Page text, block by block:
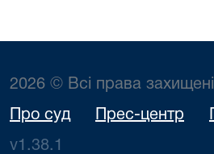
2026 © Всі права захищені
Про суд Прес-центр
v1.38.1